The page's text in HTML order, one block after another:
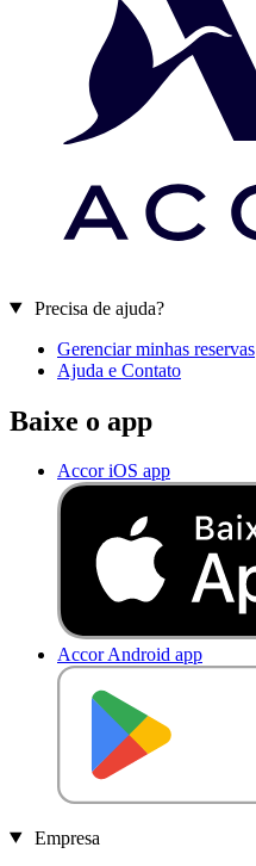
Precisa de ajuda?
Gerenciar minhas reservas
Ajuda e Contato
Baixe o app
Accor iOS app
Accor Android app
Empresa